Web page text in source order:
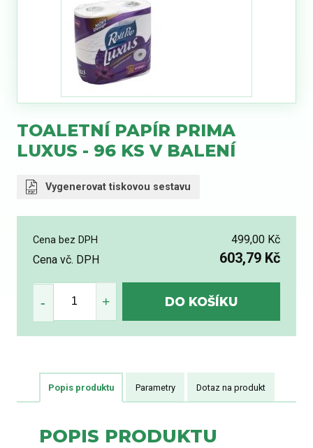
TOALETNÍ PAPÍR PRIMA
LUXUS - 96 KS V BALENÍ
Vygenerovat tiskovou sestavu
Cena bez DPH
499,00 Kč
Cena vč. DPH
603,79 Kč
Popis produktu Parametry Dotaz na produkt
POPIS PRODUKTU